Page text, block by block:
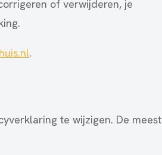
of verwijderen, je
.
te wijzigen. De meest